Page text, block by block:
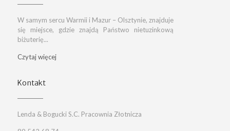
W samym sercu Warmii i Mazur – Olsztynie, znajduje
się miejsce, gdzie znajdą Państwo nietuzinkową
biżuterię...
Czytaj więcej
Kontakt
Lenda & Bogucki S.C. Pracownia Złotnicza